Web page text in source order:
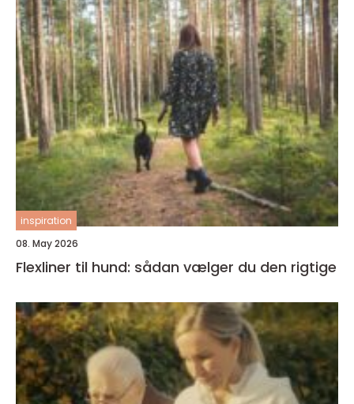
inspiration
08. May 2026
Flexliner til hund: sådan vælger du den rigtige